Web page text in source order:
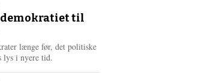
e
e
demokratiet til
længe før, det politiske
lys i nyere tid.